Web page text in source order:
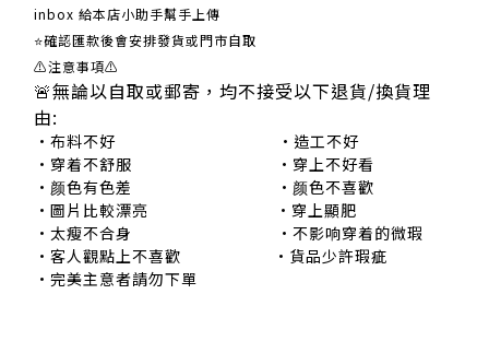
inbox 給本店小助手幫手上傳
⭐確認匯款後會安排發貨或門市自取
⚠注意事項⚠
🚨無論以自取或郵寄，均不接受以下退貨/換貨理
由:
•布料不好 •造工不好
•穿着不舒服 •穿上不好看
•颜色有色差 •颜色不喜歡
•圖片比較漂亮 •穿上顯肥
•太瘦不合身 •不影响穿着的微瑕
•客人觀點上不喜歡 •貨品少許瑕疵
•完美主意者請勿下單